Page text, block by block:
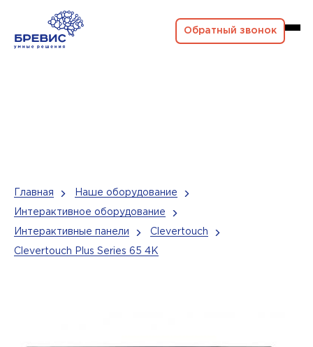
Обратный звонок
Главная Наше оборудование
Интерактивное оборудование
Интерактивные панели Clevertouch
Clevertouch Plus Series 65 4K